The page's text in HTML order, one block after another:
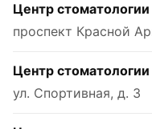
Центр
проспект Красной
Центр
ул. Спортивная, д. 3